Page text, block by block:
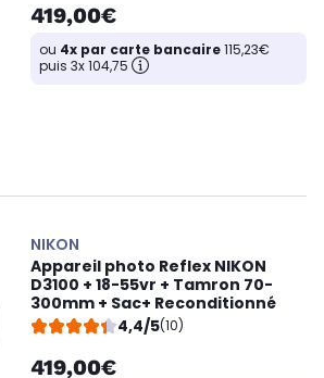
419,00€
ou 4x par carte bancaire115,23€
puis 3x 104,75
NIKON
Appareil photo Reflex NIKON
D3100 + 18-55vr + Tamron 70-
300mm + Sac+ Reconditionné
4,4/5(10)
419,00€